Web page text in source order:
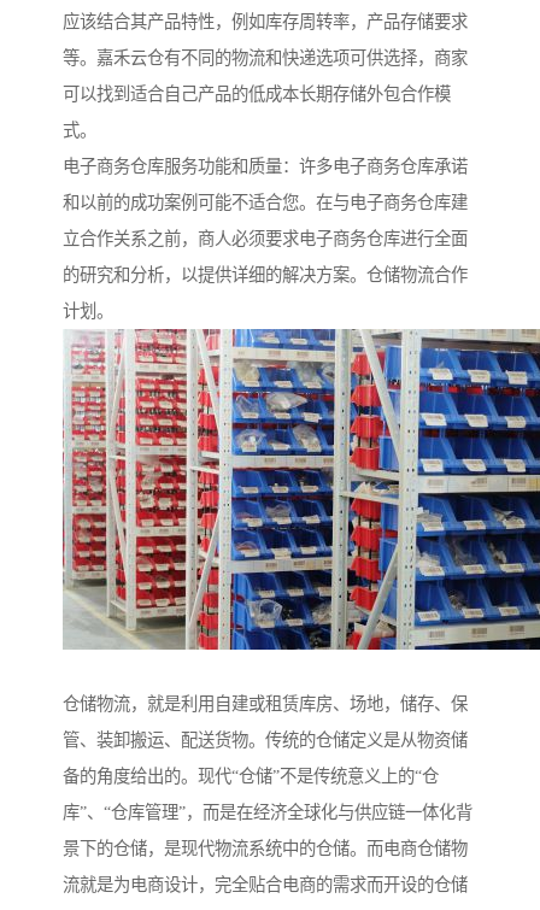
应该结合其产品特性，例如库存周转率，产品存储要求
等。嘉禾云仓有不同的物流和快递选项可供选择，商家
可以找到适合自己产品的低成本长期存储外包合作模
式。
电子商务仓库服务功能和质量：许多电子商务仓库承诺
和以前的成功案例可能不适合您。在与电子商务仓库建
立合作关系之前，商人必须要求电子商务仓库进行全面
的研究和分析，以提供详细的解决方案。仓储物流合作
计划。
仓储物流，就是利用自建或租赁库房、场地，储存、保
管、装卸搬运、配送货物。传统的仓储定义是从物资储
备的角度给出的。现代“仓储”不是传统意义上的“仓
库”、“仓库管理”，而是在经济全球化与供应链一体化背
景下的仓储，是现代物流系统中的仓储。而电商仓储物
流就是为电商设计，完全贴合电商的需求而开设的仓储